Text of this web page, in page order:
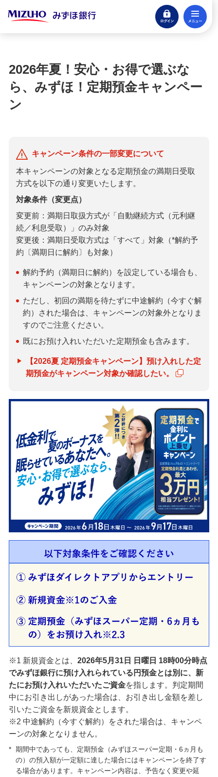
ログイン
閉じる
口座開設
来店不要・スマホで完結
ローン
貯める・増やす
預金・NISA・資産運用
備える
相続・保険
生涯学習
お客さまサポート
みずほ銀行について
2026年夏！安心・お得で選ぶな
ら、みずほ！定期預金キャンペー
ン
キャンペーン条件の一部変更について
本キャンペーンの対象となる定期預金の満期日受取
方式を以下の通り変更いたします。
対象条件（変更点）
変更前：満期日取扱方式が「自動継続方式（元利継
続／利息受取）」のみ対象
変更後：満期日受取方式は「すべて」対象（*解約予
約〔満期日に解約〕も対象）
解約予約（満期日に解約）を設定している場合も、
キャンペーンの対象となります。
ただし、初回の満期を待たずに中途解約（今すぐ解
約）された場合は、キャンペーンの対象外となりま
すのでご注意ください。
既にお預け入れいただいた定期預金も含みます。
【2026夏 定期預金キャンペーン】預け入れした定
期預金がキャンペーン対象か確認したい。
※1 新規資金とは、 2026年5月31日 日曜日 18時00分時点
でみずほ銀行に預け入れられている円預金とは別に、新
たにお預け入れいただいたご資金を指します。判定期間
中にお引き出しがあった場合は、お引き出し金額を差し
引いたご資金を新規資金とします。
※2 中途解約（今すぐ解約）をされた場合は、キャンペ
ーンの対象となりません。
* 期間中であっても、定期預金（みずほスーパー定期・6ヵ月も
の）の預入額が一定額に達した場合にはキャンペーンを終了す
る場合があります。キャンペーン内容は、予告なく変更や延